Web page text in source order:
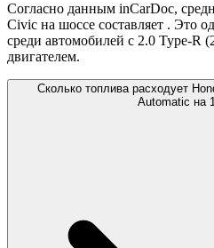
Согласно данным inCarDoc,
Civic на шоссе составляет . Это
среди автомобилей с 2.0 Type-R
двигателем.
Сколько топлива расходует Honda Civic 2.0
Automatic на